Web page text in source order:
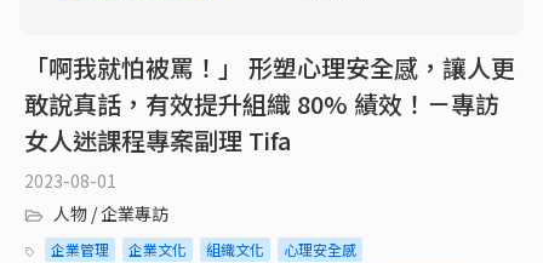
「啊我就怕被罵！」 形塑心理安全感，讓人更
敢說真話，有效提升組織 80% 績效！－專訪
女人迷課程專案副理 Tifa
2023-08-01
人物 / 企業專訪
企業管理 企業文化 組織文化
心理安全感